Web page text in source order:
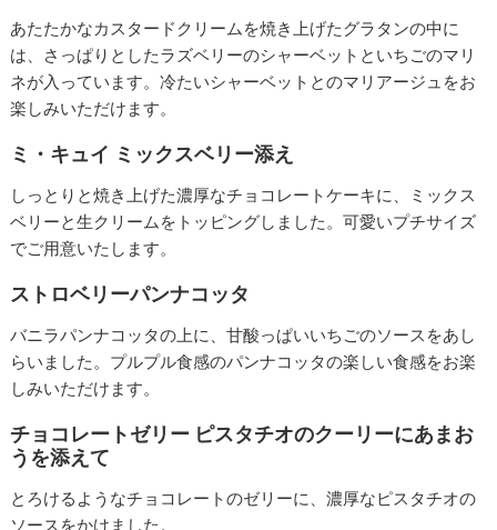
あたたかなカスタードクリームを焼き上げたグラタンの中に
は、さっぱりとしたラズベリーのシャーベットといちごのマリ
ネが入っています。冷たいシャーベットとのマリアージュをお
楽しみいただけます。
ミ・キュイ ミックスベリー添え
しっとりと焼き上げた濃厚なチョコレートケーキに、ミックス
ベリーと生クリームをトッピングしました。可愛いプチサイズ
でご用意いたします。
ストロベリーパンナコッタ
バニラパンナコッタの上に、甘酸っぱいいちごのソースをあし
らいました。プルプル食感のパンナコッタの楽しい食感をお楽
しみいただけます。
チョコレートゼリー ピスタチオのクーリーにあまお
うを添えて
とろけるようなチョコレートのゼリーに、濃厚なピスタチオの
ソースをかけました。